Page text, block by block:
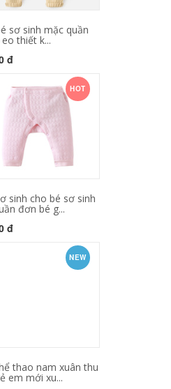
sơ sinh mặc quần
thiết k...
đ
HOT
sinh cho bé sơ sinh
đơn bé g...
đ
NEW
thao nam xuân thu
em mới xu...